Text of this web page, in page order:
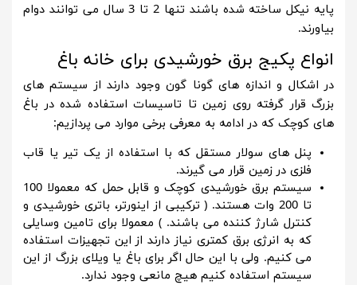
پایه نیکل ساخته شده باشند تنها 2 تا 3 سال می توانند دوام
بیاورند.
انواع پکیج برق خورشیدی برای خانه باغ
در اشکال و اندازه های گونا گون وجود دارند از سیستم های
بزرگ قرار گرفته روی زمین تا تاسیسات استفاده شده در باغ
های کوچک که در ادامه به معرفی برخی موارد می پردازیم:
پنل های سولار مستقل که با استفاده از یک تیر یا قاب
فلزی در زمین قرار می گیرند.
سیستم برق خورشیدی کوچک و قابل حمل که معمولا 100
تا 200 وات هستند. ( ترکیبی از اینورتر، باتری خورشیدی و
کنترل شارژ کننده می باشند. ) معمولا برای تامین وسایلی
که به انرژی برق کمتری نیاز دارند از این تجهیزات استفاده
می کنیم. ولی با این حال اگر برای باغ یا ویلای بزرگ از این
سیستم استفاده کنیم هیچ مانعی وجود ندارد.